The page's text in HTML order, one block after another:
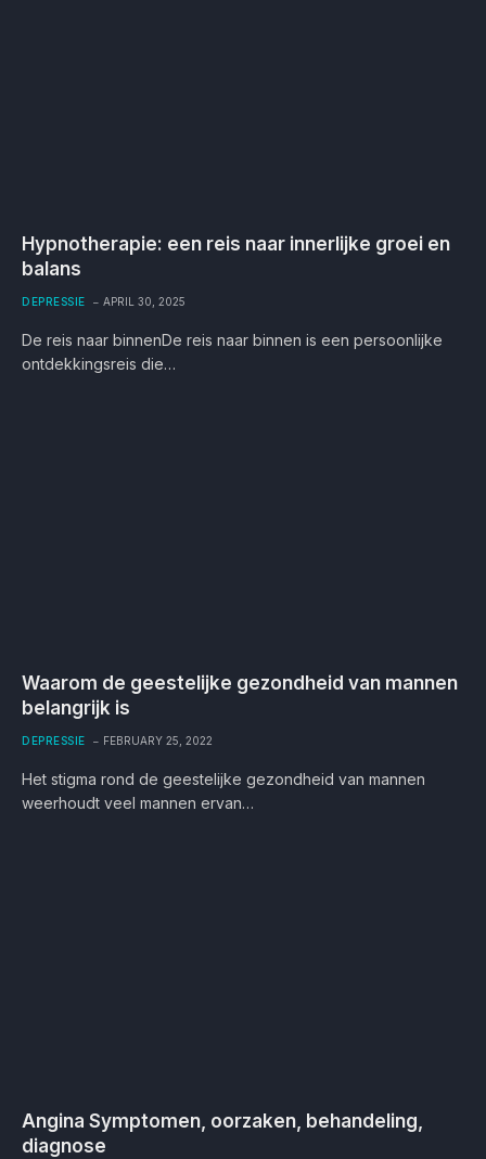
Hypnotherapie: een reis naar innerlijke groei en
balans
DEPRESSIE APRIL 30, 2025
De reis naar binnenDe reis naar binnen is een persoonlijke
ontdekkingsreis die…
Waarom de geestelijke gezondheid van mannen
belangrijk is
DEPRESSIE FEBRUARY 25, 2022
Het stigma rond de geestelijke gezondheid van mannen
weerhoudt veel mannen ervan…
Angina Symptomen, oorzaken, behandeling,
diagnose